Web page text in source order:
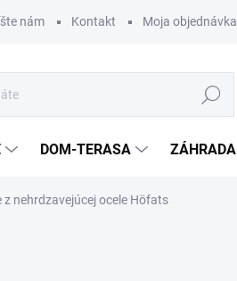
nám Kontakt Moja objednávka
Hľadať
DOM-TERASA ZÁHRADA
z nehrdzavejúcej ocele Höfats